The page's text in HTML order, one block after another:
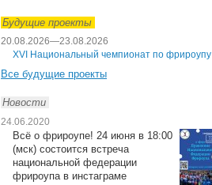
Будущие проекты
20.08.2026—23.08.2026
XVI Национальный чемпионат по фрироупу
Все будущие проекты
Новости
24.06.2020
Всё о фрироупе! 24 июня в 18:00
(мск) состоится встреча
национальной федерации
фрироупа в инстаграме